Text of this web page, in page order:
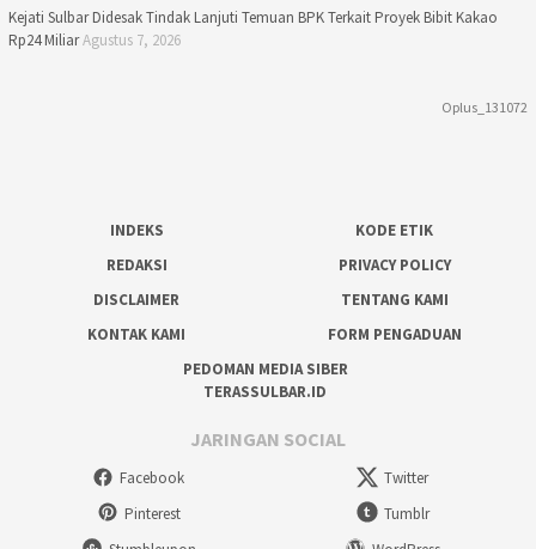
Kejati Sulbar Didesak Tindak Lanjuti Temuan BPK Terkait Proyek Bibit Kakao
Rp24 MiliarAgustus 7, 2026
Oplus_131072
INDEKS
KODE ETIK
REDAKSI
PRIVACY POLICY
DISCLAIMER
TENTANG KAMI
KONTAK KAMI
FORM PENGADUAN
PEDOMAN MEDIA SIBER
TERASSULBAR.ID
JARINGAN SOCIAL
Facebook
Twitter
Pinterest
Tumblr